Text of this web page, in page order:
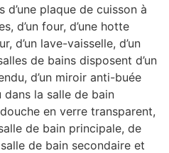
d’une plaque de cuisson à
d’un four, d’une hotte
d’un lave-vaisselle, d’un
de bains disposent d’un
d’un miroir anti-buée
dans la salle de bain
en verre transparent,
de bain principale, de
de bain secondaire et